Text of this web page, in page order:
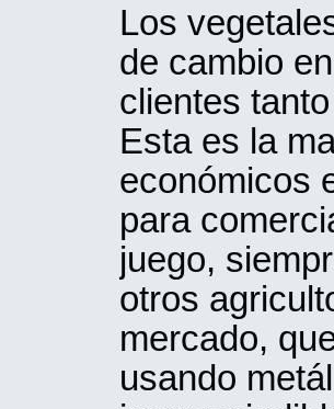
Los
de cambio
clientes
Esta es la
económicos
para
juego,
otros
mercado,
usando